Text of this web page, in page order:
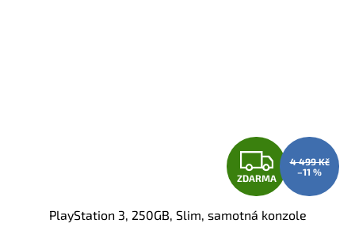
Z
D
ZDARMA
4 499 Kč
–11 %
PlayStation 3, 250GB, Slim, samotná konzole